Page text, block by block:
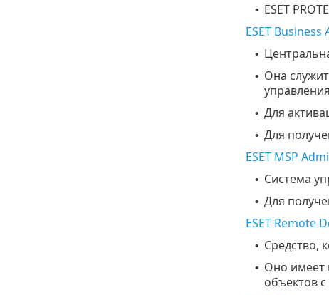
• ESET
ESET Business
•
• Она
• Для
• Для
ESET MSP
• Система
• Для
ESET Remote
• Средство,
• Оно имеет
объектов